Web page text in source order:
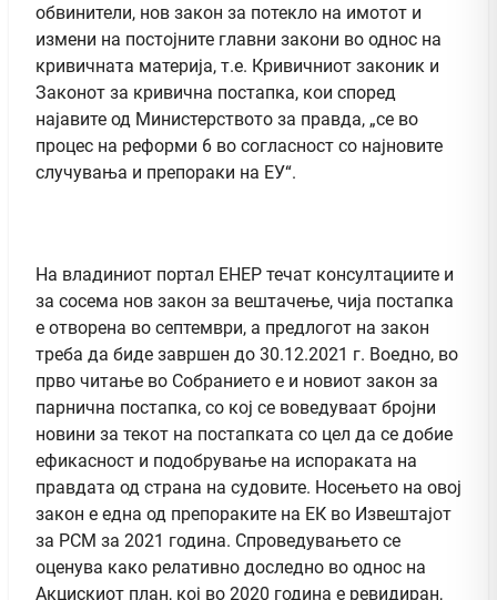
обвинители, нов закон за потекло на имотот и
измени на постојните главни закони во однос на
кривичната материја, т.е. Кривичниот законик и
Законот за кривична постапка, кои според
најавите од Министерството за правда, „се во
процес на реформи 6 во согласност со најновите
случувања и препораки на ЕУ“.
На владиниот портал ЕНЕР течат консултациите и
за сосема нов закон за вештачење, чија постапка
е отворена во септември, а предлогот на закон
треба да биде завршен до 30.12.2021 г. Воедно, во
прво читање во Собранието е и новиот закон за
парнична постапка, со кој се воведуваат бројни
новини за текот на постапката со цел да се добие
ефикасност и подобрување на испораката на
правдата од страна на судовите. Носењето на овој
закон е една од препораките на ЕК во Извештајот
за РСМ за 2021 година. Спроведувањето се
оценува како релативно доследно во однос на
Акцискиот план, кој во 2020 година е ревидиран,